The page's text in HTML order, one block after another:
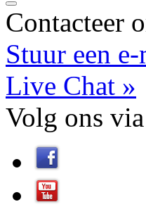
Contacteer
Stuur een
Live Chat »
Volg ons via